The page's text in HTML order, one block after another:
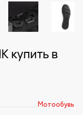
купить в
Мотообувь